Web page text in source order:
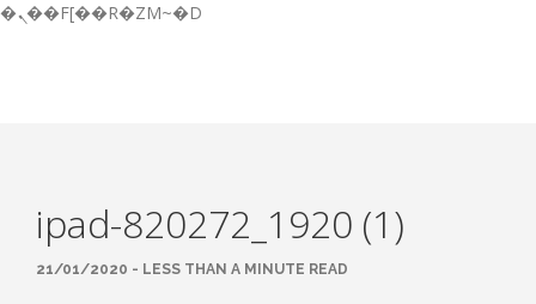
�ܢ��F[��R�ZM~�D
NOTICIAS
ACCESO A PLATAFORMAS
ipad-820272_1920 (1)
21/01/2020 - LESS THAN A MINUTE READ